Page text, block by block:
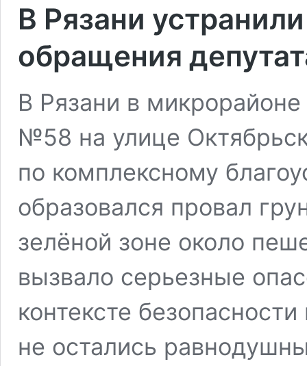
В Рязани
обращения
В Рязани в
№58 на улице
по комплексному
образовался провал
зелёной зоне около
вызвало серьезные
контексте
не остались